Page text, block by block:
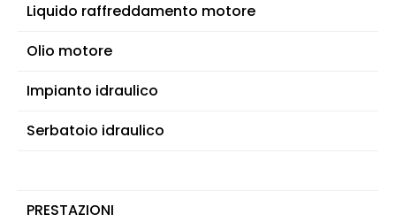
Liquido raffreddamento motore
Olio motore
Impianto idraulico
Serbatoio idraulico
PRESTAZIONI